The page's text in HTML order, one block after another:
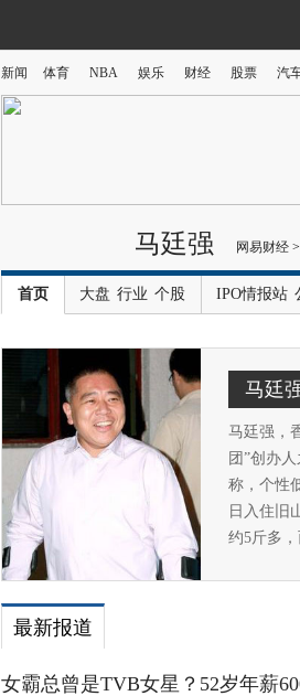
新闻 体育 NBA 娱乐 财经 股票 汽
马廷强 网易财经 >
首页 大盘 行业 个股 IPO情报站
马廷
马廷强，
团”创办
称，个性
日入住旧
约5斤多，
最新报道
女霸总曾是TVB女星？52岁年薪